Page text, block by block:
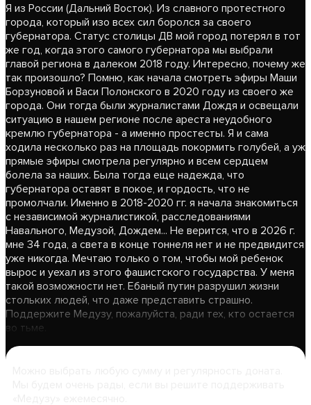
Я из России (Дальний Восток). Из славного протестного
города, который изо всех сил боролся за своего
губернатора. Статус столицы ДВ мой город потерял в тот
же год, когда этого самого губернатора мы выбрали
главой региона в далеком 2018 году. Интересно, почему же
так произошло? Помню, как начала смотреть эфиры Маши
Борзуновой и Васи Полонского в 2020 году из своего же
города. Они тогда были журналистами Дождя и освещали
ситуацию в нашем регионе после ареста неудобного
кремлю губернатора - а именно простесты. Я и сама
ходила несколько раз на площадь покормить голубей, а уж
прямые эфиры смотрела регулярно и всем сердцем
болела за наших. Была тогда еще надежда, что
губернатора оставят в покое, и гордость, что не
промолчали. Именно в 2018-2020 гг. я начала знакомиться
с независимой журналистикой, расследованиями
Навального, Медузой, Дождем... Не верится, что в 2026 г.
мне 34 года, а света в конце тоннеля нет и не предвидится
уже никогда. Мечтаю только о том, чтобы мой ребенок
вырос и уехал из этого фашистского государства. У меня
такой возможности нет. Ебаный путин разрушил жизни
стольких людей, что даже представить страшно.
Поддержите Медузу, пожалуйста, ради тех, кто остается
во тьме.